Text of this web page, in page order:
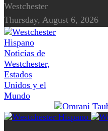
Westchester
Thursday, August 6, 2026
Noticias de
Westchester,
Estados
Unidos y el
Mundo